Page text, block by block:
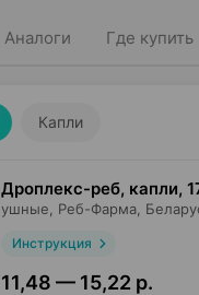
Аналоги Где купить
Капли
Дроплекс-реб, капли,
ушные, Реб-Фарма ,
Инструкция
11,48 — 15,22 р.